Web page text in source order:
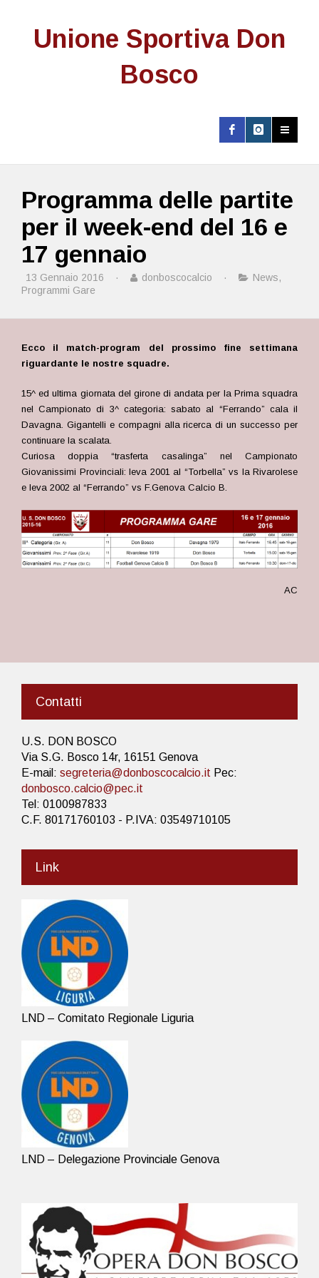
Unione Sportiva Don
Bosco
Programma delle partite
per il week-end del 16 e
17 gennaio
13 Gennaio 2016 · donboscocalcio · News,
Programmi Gare
Ecco il match-program del prossimo fine settimana
riguardante le nostre squadre.
15^ ed ultima giornata del girone di andata per la Prima squadra
nel Campionato di 3^ categoria: sabato al “Ferrando” cala il
Davagna. Gigantelli e compagni alla ricerca di un successo per
continuare la scalata.
Curiosa doppia “trasferta casalinga” nel Campionato
Giovanissimi Provinciali: leva 2001 al “Torbella” vs la Rivarolese
e leva 2002 al “Ferrando” vs F.Genova Calcio B.
AC
Contatti
U.S. DON BOSCO
Via S.G. Bosco 14r, 16151 Genova
E-mail: segreteria@donboscocalcio.it Pec:
donbosco.calcio@pec.it
Tel: 0100987833
C.F. 80171760103 - P.IVA: 03549710105
Link
LND – Comitato Regionale Liguria
LND – Delegazione Provinciale Genova